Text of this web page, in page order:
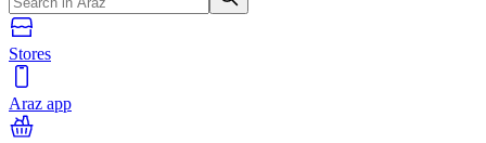
Stores
Araz app